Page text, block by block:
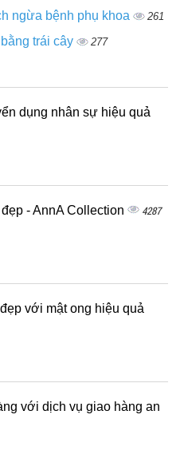
ngừa bệnh phụ khoa 261
trái cây 277
dụng nhân sự hiệu quả
- AnnA Collection 4287
với mật ong hiệu quả
với dịch vụ giao hàng an